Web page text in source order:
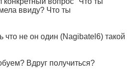
ввиду? Что ты
что не он один (Nagibatel6) такой
Вдруг получиться?